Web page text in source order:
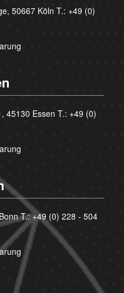
50667 Köln T.: +49 (0)
45130 Essen T.: +49 (0)
T.:+49 (0) 228 - 504